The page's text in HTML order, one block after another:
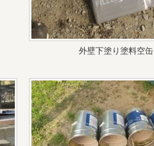
外壁下塗り塗料空缶